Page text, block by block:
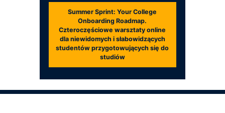
Summer Sprint: Your College
Onboarding Roadmap.
Czteroczęściowe warsztaty online
dla niewidomych i słabowidzących
studentów przygotowujących się do
studiów